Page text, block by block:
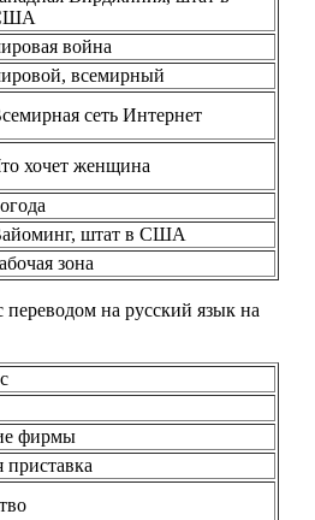
война
всемирный
сеть Интернет
хочет женщина
штат в США
зона
на русский язык на
фирмы
приставка